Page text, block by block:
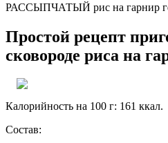
РАССЫПЧАТЫЙ рис на гарнир
Простой рецепт
сковороде риса на
Калорийность на 100 г: 161 ккал.
Состав: